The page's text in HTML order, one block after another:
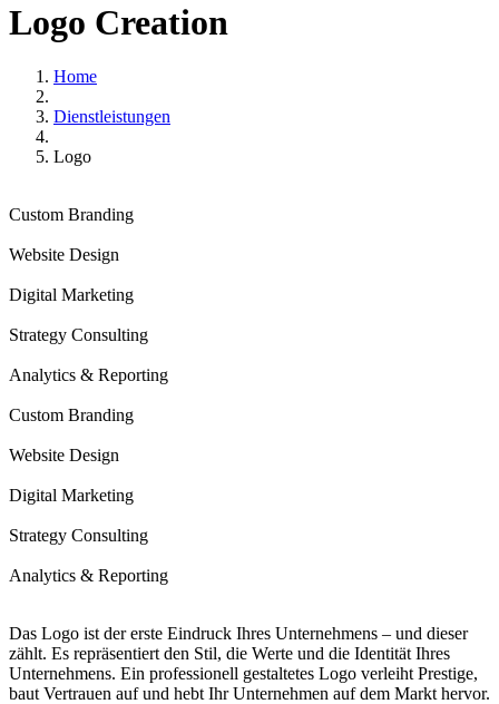
Logo Creation
Home
Dienstleistungen
Logo
Custom Branding
Website Design
Digital Marketing
Strategy Consulting
Analytics & Reporting
Custom Branding
Website Design
Digital Marketing
Strategy Consulting
Analytics & Reporting
Das Logo ist der erste Eindruck Ihres Unternehmens – und dieser
zählt. Es repräsentiert den Stil, die Werte und die Identität Ihres
Unternehmens. Ein professionell gestaltetes Logo verleiht Prestige,
baut Vertrauen auf und hebt Ihr Unternehmen auf dem Markt hervor.